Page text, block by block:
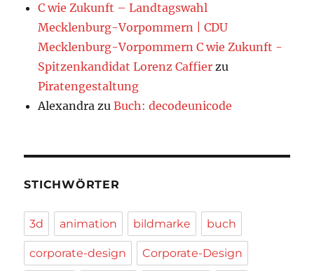
C wie Zukunft – Landtagswahl
Mecklenburg-Vorpommern | CDU
Mecklenburg-Vorpommern C wie Zukunft -
Spitzenkandidat Lorenz Caffier zu
Piratengestaltung
Alexandra zuBuch: decodeunicode
STICHWÖRTER
3d animation bildmarke buch
corporate-design Corporate-Design